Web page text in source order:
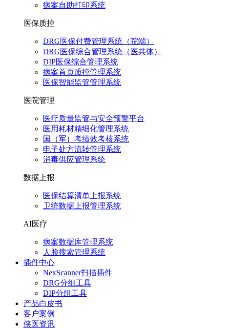
病案自助打印系统
医保质控
DRG医保付费管理系统（院端）
DRG医保综合管理系统（医共体）
DIP医保综合管理系统
病案首页质控管理系统
医保智能监管管理系统
医院管理
医疗质量监管与安全预警平台
医用耗材精细化管理系统
国（军）考绩效考核系统
电子处方流转管理系统
消毒供应管理系统
数据上报
医保结算清单上报系统
卫统数据上报管理系统
AI医疗
病案数据库管理系统
人脸搜索管理系统
插件中心
NexScanner扫描插件
DRG分组工具
DIP分组工具
产品白皮书
客户案例
侠医资讯